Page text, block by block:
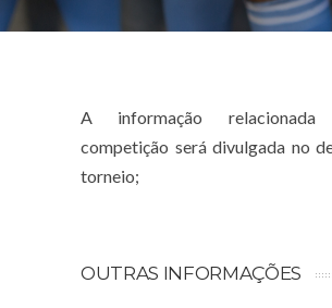
A informação
competição será divulgada no
torneio;
OUTRAS INFORMAÇÕES